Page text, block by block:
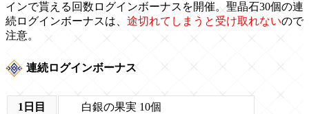
インで貰える回数ログインボーナスを開催。聖晶石30個の連
続ログインボーナスは、 途切れてしまうと受け取れないので
注意。
連続ログインボーナス
1日目 白銀の果実 10個